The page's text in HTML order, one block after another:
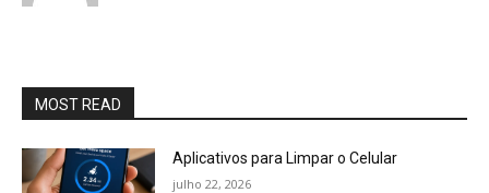
MOST READ
Aplicativos para Limpar o Celular
julho 22, 2026